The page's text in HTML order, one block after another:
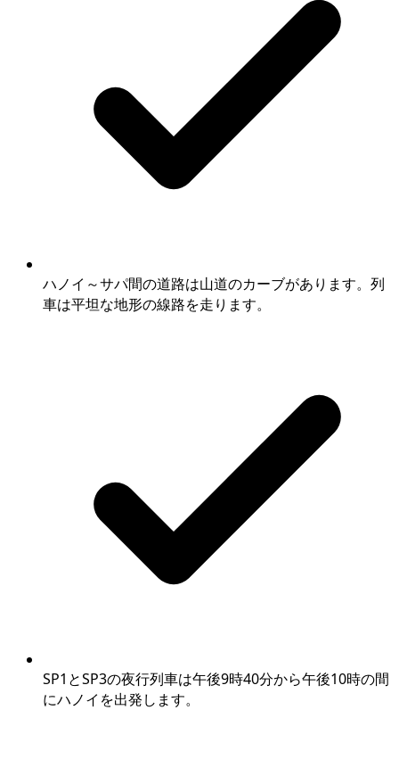
ハノイ～サパ間の道路は山道のカーブがあります。列
車は平坦な地形の線路を走ります。
SP1とSP3の夜行列車は午後9時40分から午後10時の間
にハノイを出発します。